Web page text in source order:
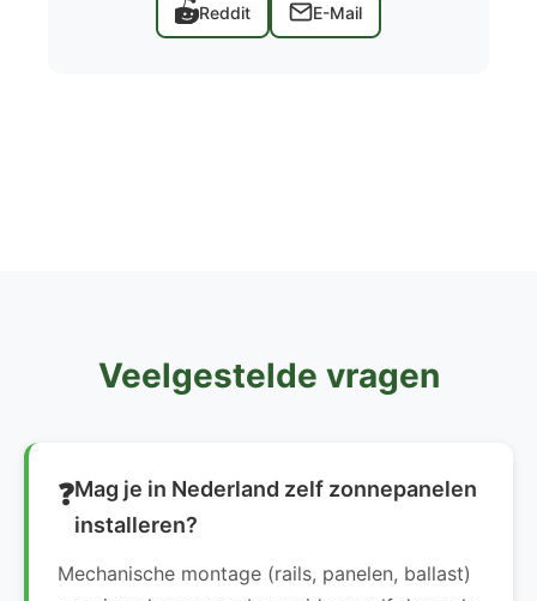
Reddit E-Mail
Veelgestelde vragen
Mag je in Nederland zelf zonnepanelen
installeren?
Mechanische montage (rails, panelen, ballast)